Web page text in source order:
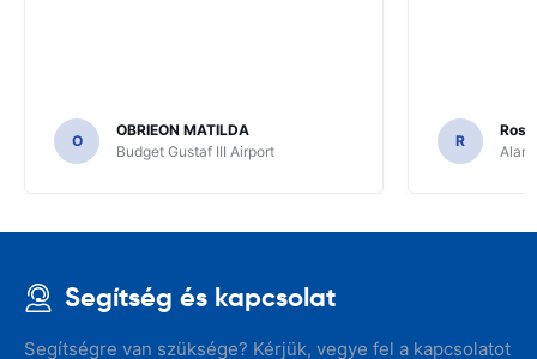
O
OBRIEON MATILDA
Budget Gustaf III Airport
R
Segítség és kapcsolat
Segítségre van szüksége? Kérjük, vegye fel a kapcsolatot